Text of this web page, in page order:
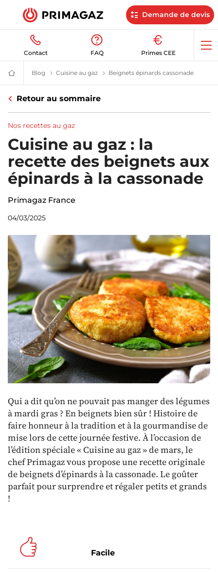
Demande de devis
Contact FAQ Primes CEE
Fournisseur
gaz
et
:
citerne,
bouteille,
GPL
|
Primagaz
Blog Blog | Primagaz
Cuisine au gaz Cuisine au gaz | Primagaz
Beignets épinards cassonade
Retour au sommaire
Nos recettes au gaz
Cuisine au gaz : la
recette des beignets aux
épinards à la cassonade
Primagaz France
04/03/2025
Qui a dit qu’on ne pouvait pas manger des légumes
à mardi gras ? En beignets bien sûr ! Histoire de
faire honneur à la tradition et à la gourmandise de
mise lors de cette journée festive. À l’occasion de
l’édition spéciale « Cuisine au gaz » de mars, le
chef Primagaz vous propose une recette originale
de beignets d’épinards à la cassonade. Le goûter
parfait pour surprendre et régaler petits et grands
!
Facile